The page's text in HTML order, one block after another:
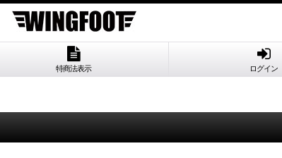
特商法表示 ログイン